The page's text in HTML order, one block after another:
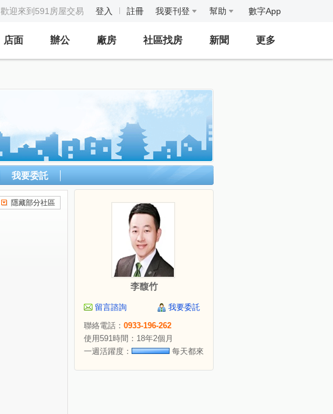
迎來到591房屋交易 登入 註冊 我要刊登 幫助 數字App
店面 辦公 廠房 社區找房 新聞 更多
我要委託
隱藏部分社區
李馥竹
留言諮詢
我要委託
聯絡電話： 0933-196-262
使用591時間：18年2個月
一週活躍度：
每天都來